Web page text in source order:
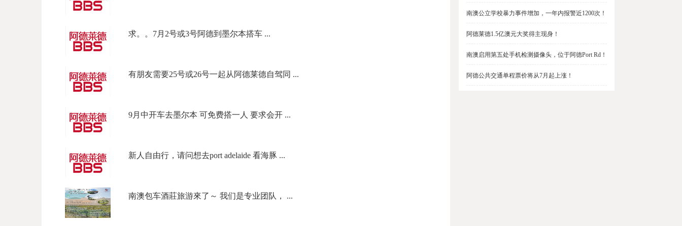
求。。7月2号或3号阿德到墨尔本搭车 ...
有朋友需要25号或26号一起从阿德莱德自驾同 ...
9月中开车去墨尔本 可免费搭一人 要求会开 ...
新人自由行，请问想去port adelaide 看海豚 ...
南澳包车酒莊旅游來了～ 我们是专业团队， ...
南澳公立学校暴力事件增加，一年内报警近1200次！
阿德莱德1.5亿澳元大奖得主现身！
南澳启用第五处手机检测摄像头，位于阿德Port Rd！
阿德公共交通单程票价将从7月起上涨！